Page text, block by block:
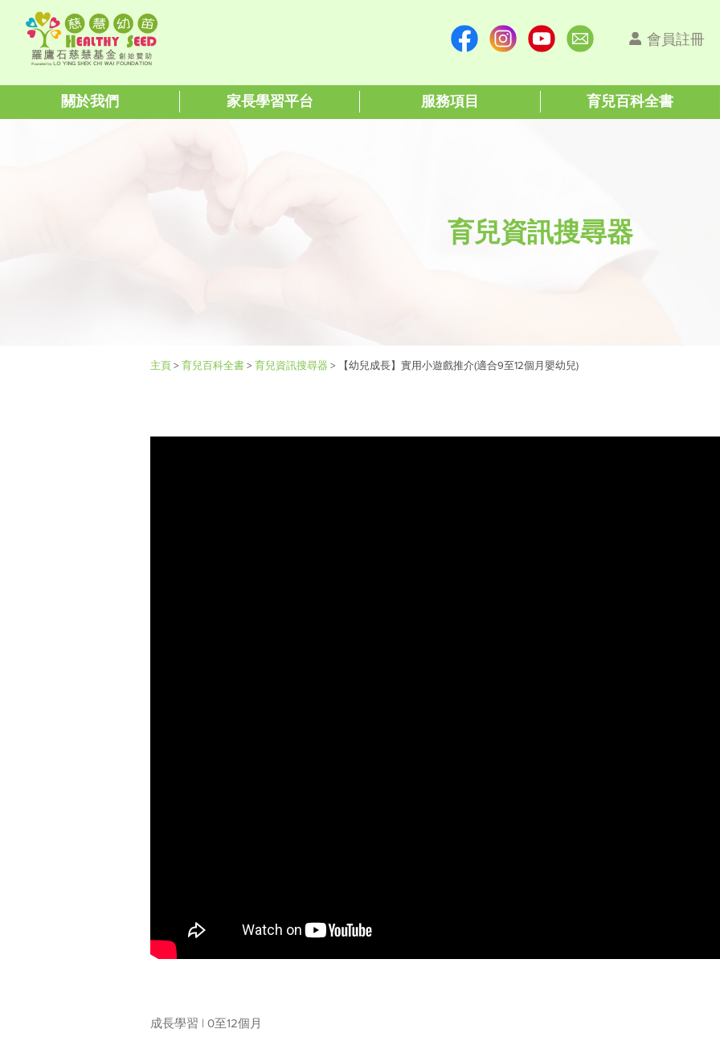
會員註冊
關於我們 家長學習平台 服務項目 育兒百科全書
育兒資訊搜尋器
主頁> 育兒百科全書> 育兒資訊搜尋器 > 【幼兒成長】實用小遊戲推介(適合9至12個月嬰幼兒)
成長學習 | 0至12個月